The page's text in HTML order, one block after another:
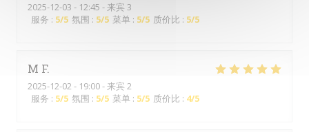
2025-12-03 - 12:45 - 来宾 3
服务 : 5/5 氛围 : 5/5 菜单 : 5/5 质价比 : 5/5
M F
2025-12-02 - 19:00 - 来宾 2
服务 : 5/5 氛围 : 5/5 菜单 : 5/5 质价比 : 4/5